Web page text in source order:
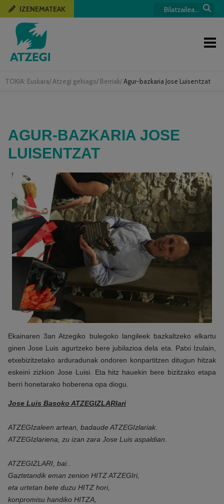
TOKIA: Euskara/ Atzegi gehiago/ Berriak/Agur-bazkaria Jose Luisentzat
IZENEMATEAK
AGUR-BAZKARIA JOSE
LUISENTZAT
Ekainaren 3an Atzegiko bulegoko langileek bazkaltzeko elkartu
ginen Jose Luis agurtzeko bere jubilazioa dela eta. Patxi Izulain,
etxebizitzetako arduradunak ondoren konpartitzen ditugun hitzak
eskeini zizkion Jose Luisi. Eta hitz hauekin bere bizitzako etapa
berri honetarako hoberena opa diogu.
Jose Luis Basoko ATZEGIZLARIari
ATZEGIzaleen artean, badaude ATZEGIzlariak.
ATZEGIzlariena, zu izan zara Jose Luis aspaldian.
ATZEGIZLARI, bai..
Gaztetandik eman zenion HITZ ATZEGIri,
eta urtetan bete duzu HITZ hori,
konpromisu handiko HITZA,